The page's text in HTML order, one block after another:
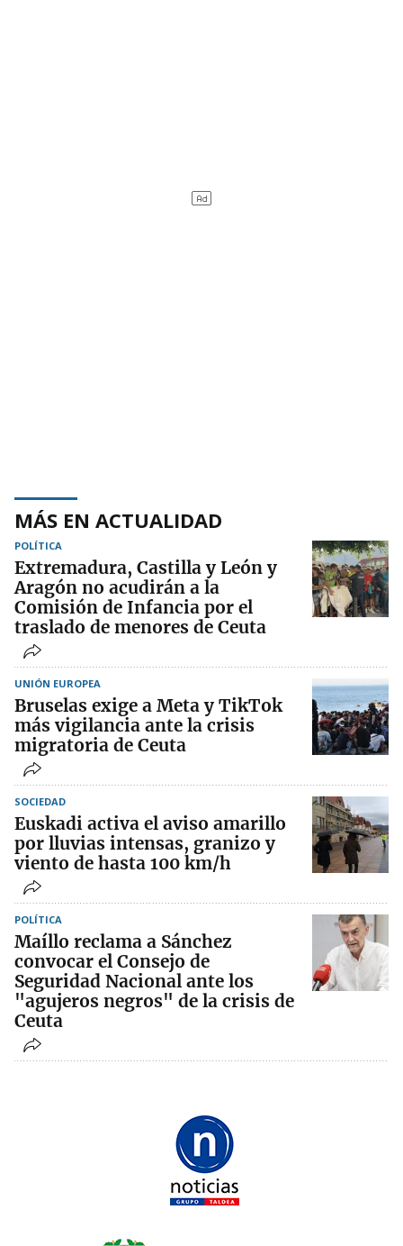
MÁS EN ACTUALIDAD
POLÍTICA
Extremadura, Castilla y León y
Aragón no acudirán a la
Comisión de Infancia por el
traslado de menores de Ceuta
UNIÓN EUROPEA
Bruselas exige a Meta y TikTok
más vigilancia ante la crisis
migratoria de Ceuta
SOCIEDAD
Euskadi activa el aviso amarillo
por lluvias intensas, granizo y
viento de hasta 100 km/h
POLÍTICA
Maíllo reclama a Sánchez
convocar el Consejo de
Seguridad Nacional ante los
"agujeros negros" de la crisis de
Ceuta